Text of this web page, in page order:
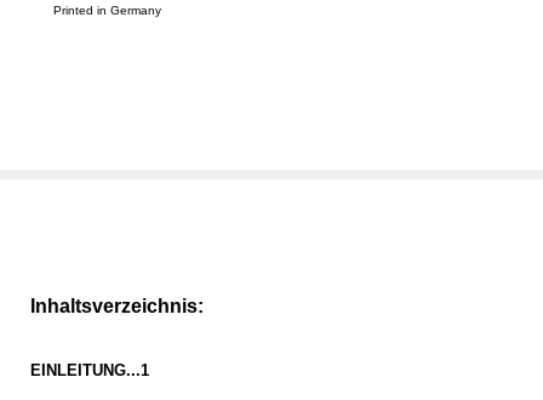
Printed in Germany
Inhaltsverzeichnis:
EINLEITUNG...1